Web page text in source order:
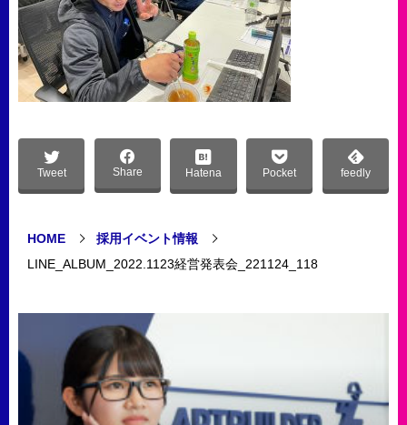
Tweet Share Hatena Pocket feedly
HOME
採用イベント情報
LINE_ALBUM_2022.1123経営発表会_221124_118